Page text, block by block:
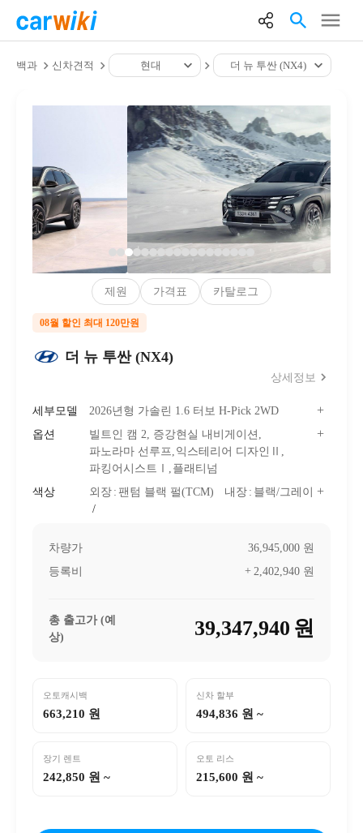
백과 신차견적 현대 더 뉴 투싼 (NX4)
제원 가격표 카탈로그
08월 할인 최대 120만원
더 뉴 투싼 (NX4)
상세정보
세부모델 2026년형 가솔린 1.6 터보 H-Pick 2WD
옵션
빌트인 캠 2, 증강현실 내비게이션
파노라마 선루프 익스테리어 디자인Ⅱ
파킹어시스트Ⅰ
플래티넘
색상
외장 팬텀 블랙 펄(TCM) 내장 블랙/그레이
차량가 36,945,000 원
등록비
2,402,940 원
총 출고가 (예
상)
39,347,940 원
오토캐시백
663,210 원
신차 할부
494,836 원 ~
장기 렌트
242,850 원 ~
오토 리스
215,600 원 ~